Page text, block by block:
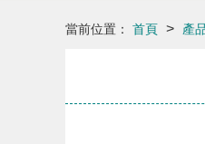
當前位置： 首頁 > 產